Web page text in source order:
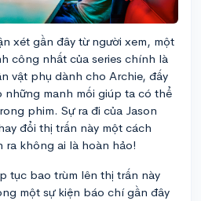
xét gần đây từ người xem, một
công nhất của series chính là
vật phụ dành cho Archie, đấy
manh mối giúp ta có thể
phim. Sự ra đi của Jason
đổi thị trấn này một cách
ra không ai là hoàn hảo!
tục bao trùm lên thị trấn này
một sự kiện báo chí gần đây